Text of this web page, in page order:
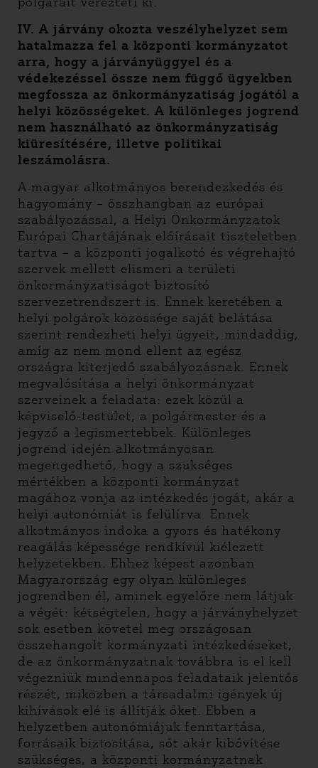
IV. A járvány okozta veszélyhelyzet sem
hatalmazza fel a központi kormányzatot
arra, hogy a járványüggyel és a
védekezéssel össze nem függő ügyekben
megfossza az önkormányzatiság jogától a
helyi közösségeket. A különleges jogrend
nem használható az önkormányzatiság
kiüresítésére, illetve politikai
leszámolásra.
A magyar alkotmányos berendezkedés és
hagyomány – összhangban az európai
szabályozással, a Helyi Önkormányzatok
Európai Chartájának előírásait tiszteletben
tartva – a központi jogalkotó és végrehajtó
szervek mellett elismeri a területi
önkormányzatiságot biztosító
szervezetrendszert is. Ennek keretében a
helyi polgárok közössége saját belátása
szerint rendezheti helyi ügyeit, mindaddig,
amíg az nem mond ellent az egész
országra kiterjedő szabályozásnak. Ennek
megvalósítása a helyi önkormányzat
szerveinek a feladata: ezek közül a
képviselő-testület, a polgármester és a
jegyző a legismertebbek. Különleges
jogrend idején alkotmányosan
megengedhető, hogy a szükséges
mértékben a központi kormányzat
magához vonja az intézkedés jogát, akár a
helyi autonómiát is felülírva. Ennek
alkotmányos indoka a gyors és hatékony
reagálás képessége rendkívül kiélezett
helyzetekben. Ehhez képest azonban
Magyarország egy olyan különleges
jogrendben él, aminek egyelőre nem látjuk
a végét: kétségtelen, hogy a járványhelyzet
sok esetben követel meg országosan
összehangolt kormányzati intézkedéseket,
de az önkormányzatnak továbbra is el kell
végezniük mindennapos feladataik jelentős
részét, miközben a társadalmi igények új
kihívások elé is állítják őket. Ebben a
helyzetben autonómiájuk fenntartása,
forrásaik biztosítása, sőt akár kibővítése
szükséges, a központi kormányzatnak